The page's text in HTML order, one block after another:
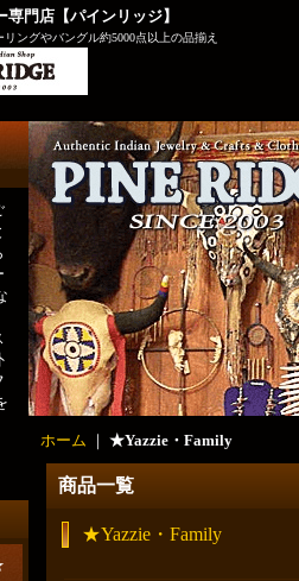
門店【パインリッジ】
ングやバングル約5000点以上の品揃え
ホーム ｜ ★Yazzie・Family
商品一覧
★Yazzie・Family